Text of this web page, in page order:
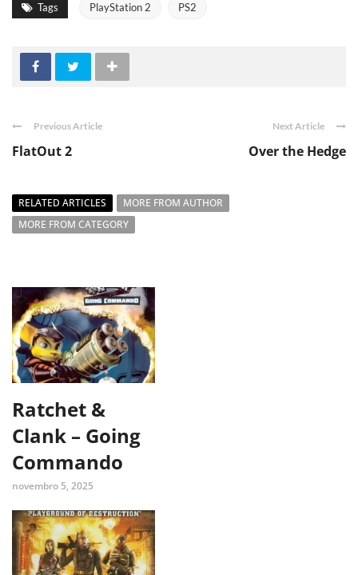
Tags PlayStation 2 PS2
Previous Article
FlatOut 2
Next Article
Over the Hedge
RELATED ARTICLES
MORE FROM AUTHOR
MORE FROM CATEGORY
Ratchet &
Clank – Going
Commando
novembro 5, 2025